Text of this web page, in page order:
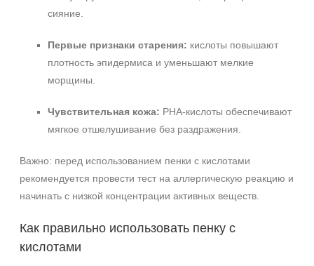
сияние.
Первые признаки старения: кислоты повышают
плотность эпидермиса и уменьшают мелкие
морщины.
Чувствительная кожа: PHA-кислоты обеспечивают
мягкое отшелушивание без раздражения.
Важно: перед использованием пенки с кислотами
рекомендуется провести тест на аллергическую реакцию и
начинать с низкой концентрации активных веществ.
Как правильно использовать пенку с
кислотами
+7 (929) 933-09-89